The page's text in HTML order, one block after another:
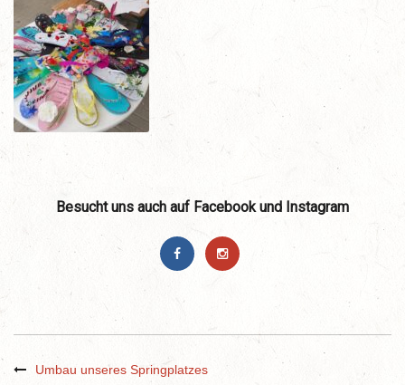
Besucht uns auch auf Facebook und Instagram
Umbau unseres Springplatzes